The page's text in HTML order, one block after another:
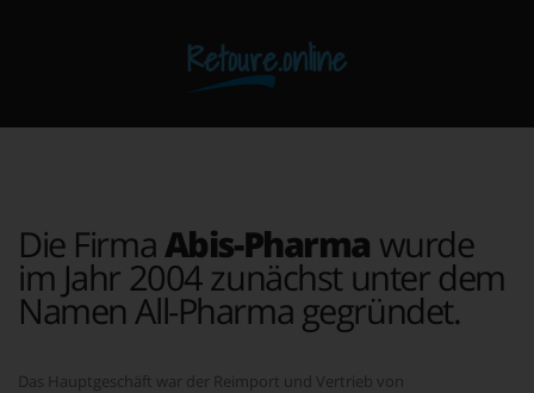
Retoure.online
Die Firma Abis-Pharma wurde
im Jahr 2004 zunächst unter dem
Namen All-Pharma gegründet.
Das Hauptgeschäft war der Reimport und Vertrieb von